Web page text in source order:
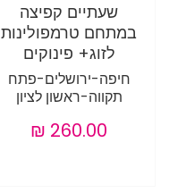
שעתיים קפיצה
במתחם טרמפולינות
לזוג+ פינוקים
חיפה-ירושלים-פתח
תקווה-ראשון לציון